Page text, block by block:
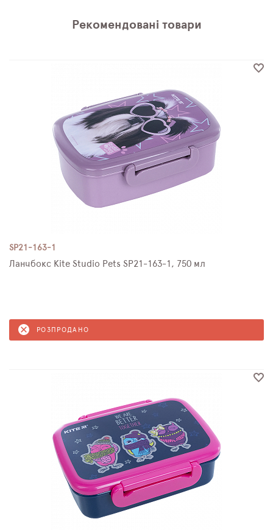
Рекомендовані товари
SP21-163-1
Ланчбокс Kite Studio Pets SP21-163-1, 750 мл
РОЗПРОДАНО